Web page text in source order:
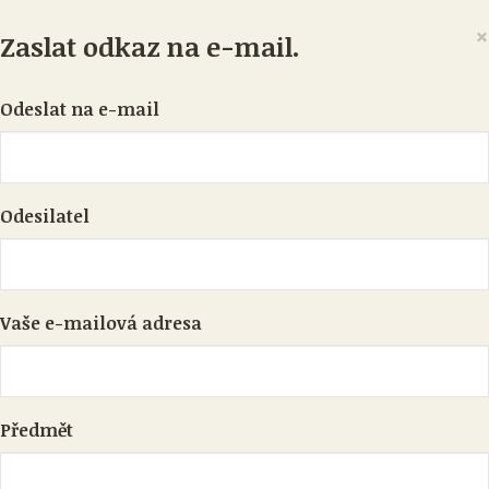
Zaslat odkaz na e-mail. ×
Odeslat na e-mail
Odesilatel
Vaše e-mailová adresa
Předmět